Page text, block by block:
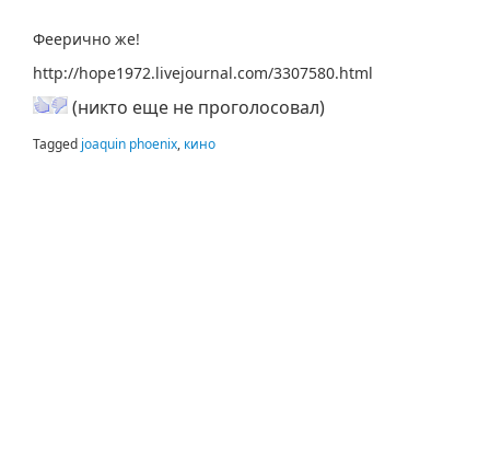
Феерично же!
http://hope1972.livejournal.com/3307580.html
(никто еще не проголосовал)
Tagged joaquin phoenix, кино